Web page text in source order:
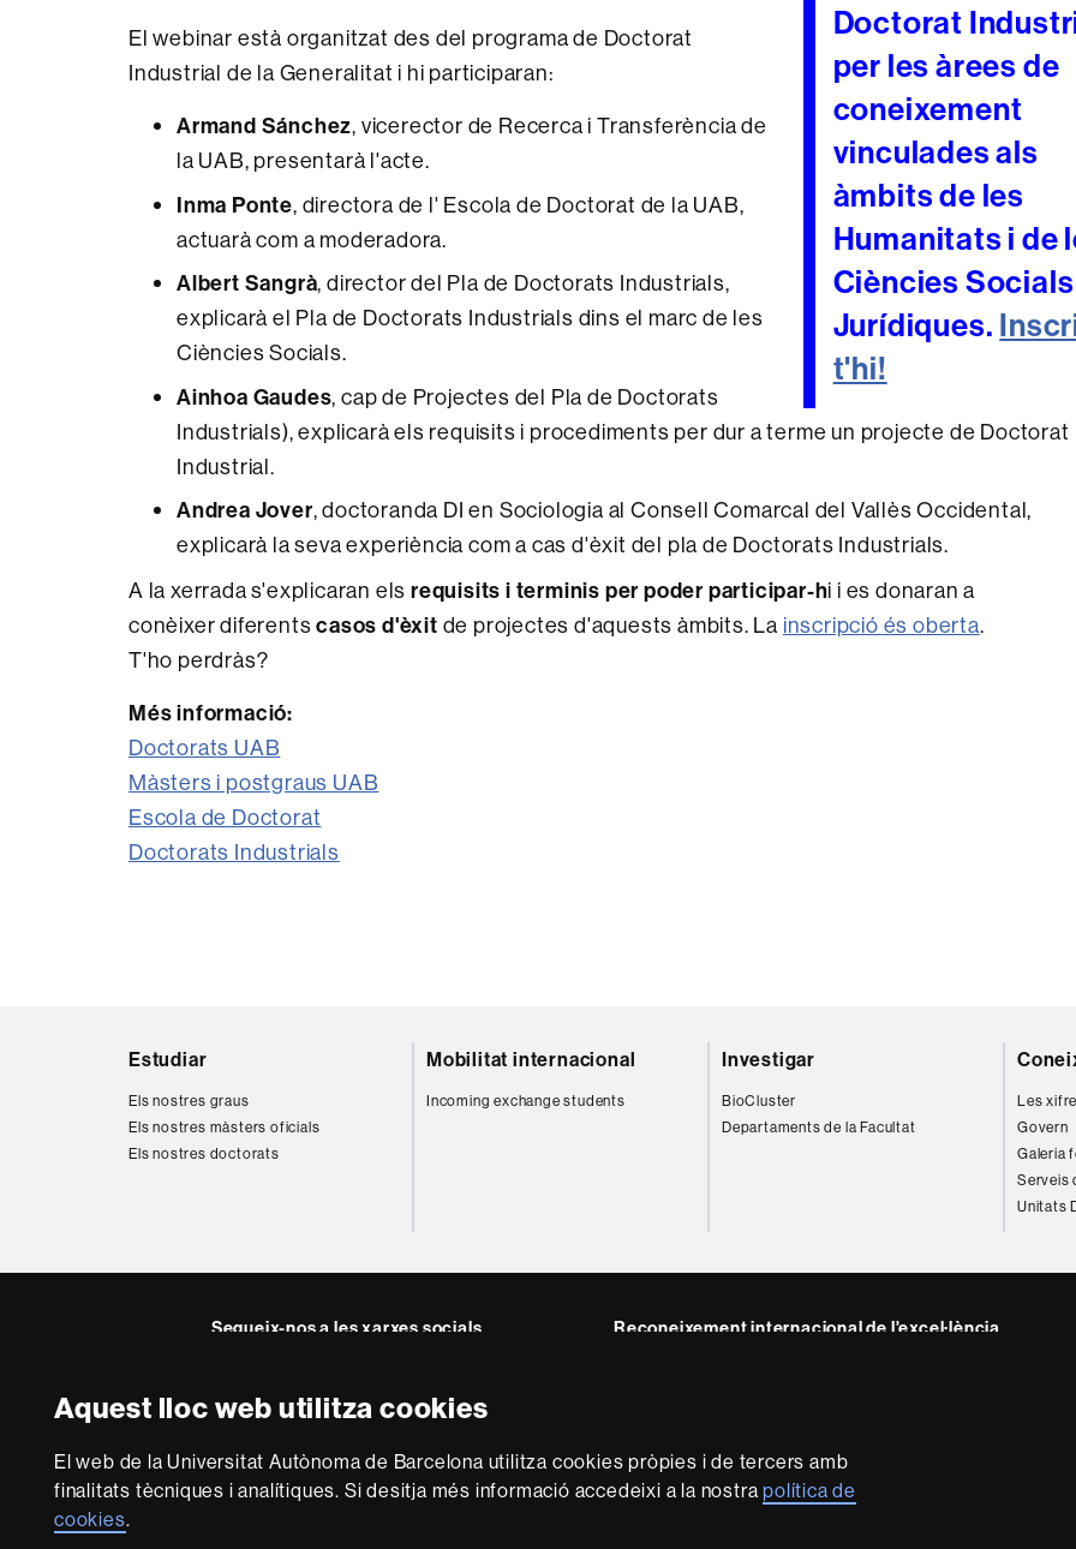
Aquest lloc web utilitza cookies
El web de la Universitat Autònoma de Barcelona utilitza cookies pròpies i de tercers amb
finalitats tècniques i analítiques. Si desitja més informació accedeixi a la nostrapolítica de
cookies.
Doctorat
per les àrees de
coneixement
vinculades als
àmbits de les
Humanitats i de
Ciències
Jurídiques.
t'hi!
El webinar està organitzat des del programa de Doctorat
Industrial de la Generalitat i hi participaran:
Armand Sánchez, vicerector de Recerca i Transferència de
la UAB, presentarà l'acte.
Inma Ponte, directora de l' Escola de Doctorat de la UAB,
actuarà com a moderadora.
Albert Sangrà, director del Pla de Doctorats Industrials,
explicarà el Pla de Doctorats Industrials dins el marc de les
Ciències Socials.
Ainhoa Gaudes, cap de Projectes del Pla de Doctorats
Industrials), explicarà els requisits i procediments per dur a terme un projecte de Doctorat
Industrial.
Andrea Jover, doctoranda DI en Sociologia al Consell Comarcal del Vallès Occidental,
explicarà la seva experiència com a cas d'èxit del pla de Doctorats Industrials.
A la xerrada s'explicaran els requisits i terminis per poder participar-hi i es donaran a
conèixer diferentscasos d'èxit de projectes d'aquests àmbits. La inscripció és oberta.
T'ho perdràs?
Més informació:
Doctorats UAB
Màsters i postgraus UAB
Escola de Doctorat
Doctorats Industrials
Estudiar
Els nostres graus
Els nostres màsters oficials
Els nostres doctorats
Mobilitat internacional
Incoming exchange students
Investigar
BioCluster
Departaments de la Facultat
Les
Govern
Galeria
Serveis
Unitats
Segueix-nos a les xarxes socials Reconeixement internacional de l'excel·lència
Sobre
aquest
web